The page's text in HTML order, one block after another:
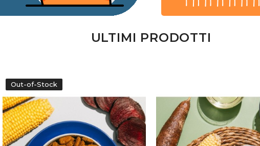
ULTIMI PRODOTTI
Out-of-Stock